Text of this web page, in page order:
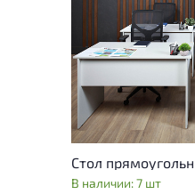
Стол
В наличии: 7 шт